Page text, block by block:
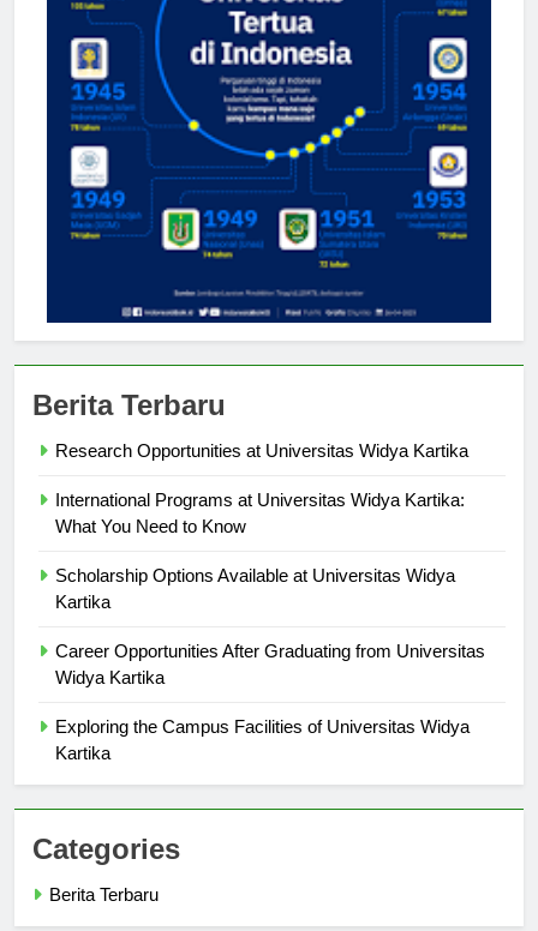
International Programs at Universitas Widya Kartika:
Scholarship Options Available at Universitas Widya
Career Opportunities After Graduating from Universitas
Exploring the Campus Facilities of Universitas Widya
Categories